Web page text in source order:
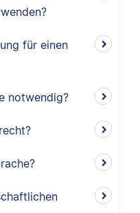
für einen
notwendig?